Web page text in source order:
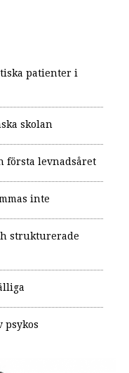
patienter i
skolan
första levnadsåret
inte
strukturerade
psykos